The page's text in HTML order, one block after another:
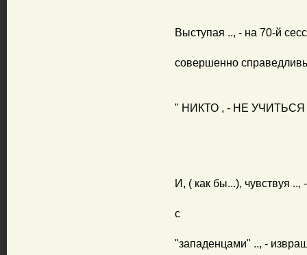
Выступая .., - на 70-й
совершенно
" НИКТО , - НЕ
И, ( как бы...), чувствуя
с
"западенцами" .., -